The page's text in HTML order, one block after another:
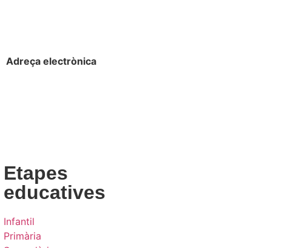
Adreça electrònica
Etapes
educatives
Infantil
Primària